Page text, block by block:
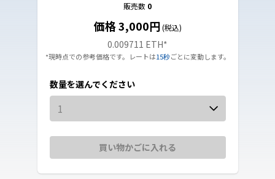
販売数 0
価格 3,000円 (税込)
0.009711 ETH*
*現時点での参考価格です。レートは15秒ごとに変動します。
数量を選んでください
1
買い物かごに入れる